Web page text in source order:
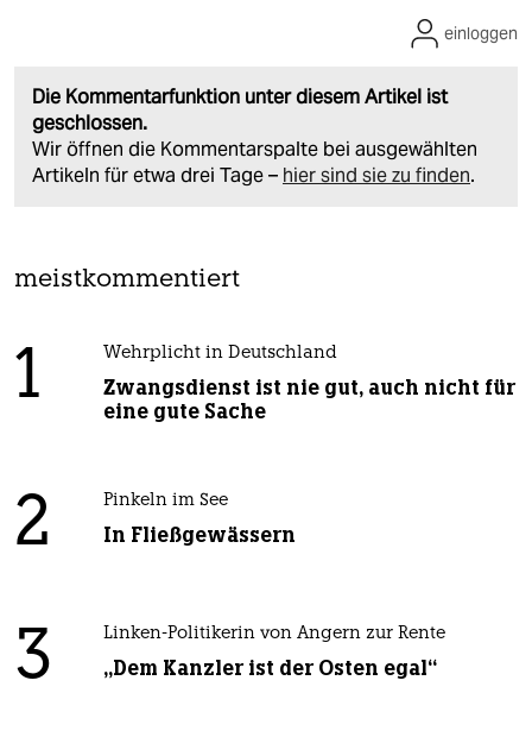
Die Kommentarfunktion unter diesem Artikel ist
geschlossen.
Wir öffnen die Kommentarspalte bei ausgewählten
Artikeln für etwa drei Tage – hier sind sie zu finden.
einloggen
meistkommentiert
1 Wehrplicht in Deutschland
Zwangsdienst ist nie gut, auch nicht für
eine gute Sache
2 Pinkeln im See
In Fließgewässern
3 Linken-Politikerin von Angern zur Rente
„Dem Kanzler ist der Osten egal“